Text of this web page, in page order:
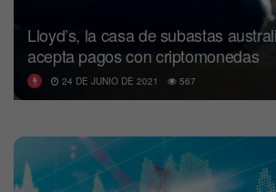
Lloyd’s, la casa de subastas
acepta pagos con criptomonedas
24 DE JUNIO DE 2021 567